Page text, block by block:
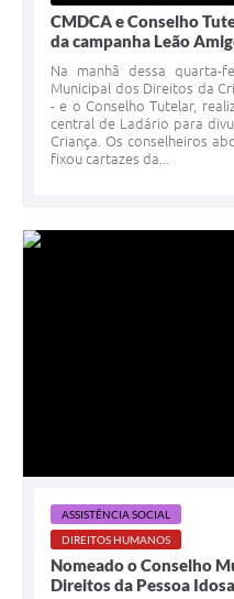
CMDCA e Conselho
da campanha Leão
Na manhã dessa quarta-
Municipal dos Direitos da
- e o Conselho Tutelar,
central de Ladário para
Criança. Os conselheiros
fixou cartazes da...
ASSISTÊNCIA SOCIAL
DIREITOS HUMANOS
Nomeado o Conselho
Direitos da Pessoa Idosa